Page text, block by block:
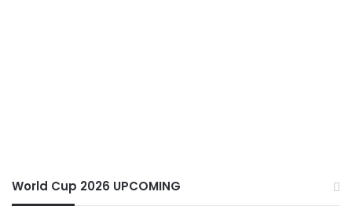
World Cup 2026 UPCOMING